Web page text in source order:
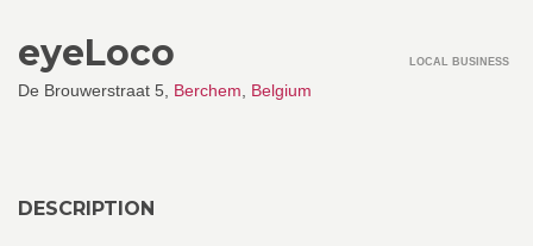
eyeLoco
De Brouwerstraat 5, Berchem Belgium
LOCAL BUSINESS
DESCRIPTION